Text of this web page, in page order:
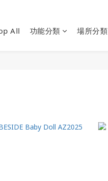
All 功能分類 場所分類